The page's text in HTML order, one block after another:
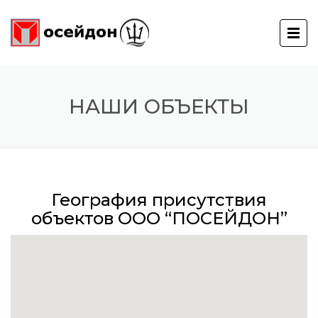
НАШИ ОБЪЕКТЫ
География присутствия
объектов ООО “ПОСЕЙДОН”